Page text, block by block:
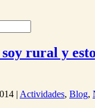
soy rural y
| Actividades, Blog,